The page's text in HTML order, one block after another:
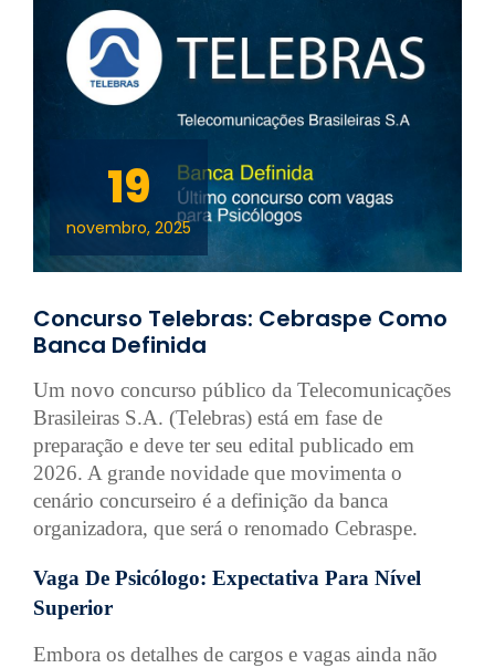
19
novembro, 2025
Concurso Telebras: Cebraspe Como
Banca Definida
Um novo concurso público da Telecomunicações
Brasileiras S.A. (Telebras) está em fase de
preparação e deve ter seu edital publicado em
2026. A grande novidade que movimenta o
cenário concurseiro é a definição da banca
organizadora, que será o renomado Cebraspe.
Vaga De Psicólogo: Expectativa Para Nível
Superior
Embora os detalhes de cargos e vagas ainda não